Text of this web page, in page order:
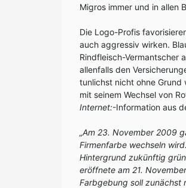
Migros immer und in allen
Die Logo-Profis
auch aggressiv wirken.
Rindfleisch-Vermantscher
allenfalls den
tunlichst nicht ohne Grund
mit seinem Wechsel von
Internet:-Information aus
„Am 23. November 2009
Firmenfarbe wechseln
Hintergrund zukünftig
eröffnete am 21.
Farbgebung soll zunächst